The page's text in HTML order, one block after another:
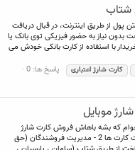
شتاب
پول از طریق اینترنت، در قبال دریافت
بدون نیاز به حضور فیزیکی توی بانک یا
با استفاده از کارت بانکی خودش می
کارت شارژ اعتباری
پاسخ ها: 0
موبایل
که بشه باهاش فروش کارت شارژ
اعتباری رو مدیریت کرد. امکانات لازم 1 - مدیریت کارت ها 2 - مدیریت فروشندگان (حق